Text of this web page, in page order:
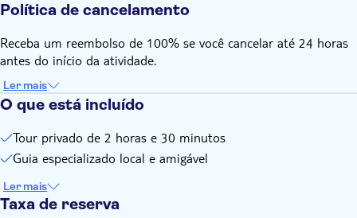
Política de cancelamento
Receba um reembolso de 100% se você cancelar até 24 horas
antes do início da atividade.
Ler mais
O que está incluído
Tour privado de 2 horas e 30 minutos
Guia especializado local e amigável
Ler mais
Taxa de reserva